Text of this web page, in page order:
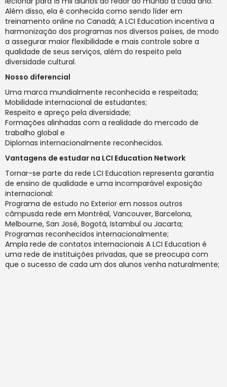
Além disso, ela é conhecida como sendo líder em
treinamento online no Canadá; A LCI Education incentiva a
harmonização dos programas nos diversos países, de modo
a assegurar maior flexibilidade e mais controle sobre a
qualidade de seus serviços, além do respeito pela
diversidade cultural.
Nosso diferencial
Uma marca mundialmente reconhecida e respeitada;
Mobilidade internacional de estudantes;
Respeito e apreço pela diversidade;
Formações alinhadas com a realidade do mercado de
trabalho global e
Diplomas internacionalmente reconhecidos.
Vantagens de estudar na LCI Education Network
Tornar-se parte da rede LCI Education representa garantia
de ensino de qualidade e uma incomparável exposição
internacional:
Programa de estudo no Exterior em nossos outros
câmpusda rede em Montréal, Vancouver, Barcelona,
Melbourne, San José, Bogotá, Istambul ou Jacarta;
Programas reconhecidos internacionalmente;
Ampla rede de contatos internacionais A LCI Education é
uma rede de instituições privadas, que se preocupa com
que o sucesso de cada um dos alunos venha naturalmente;